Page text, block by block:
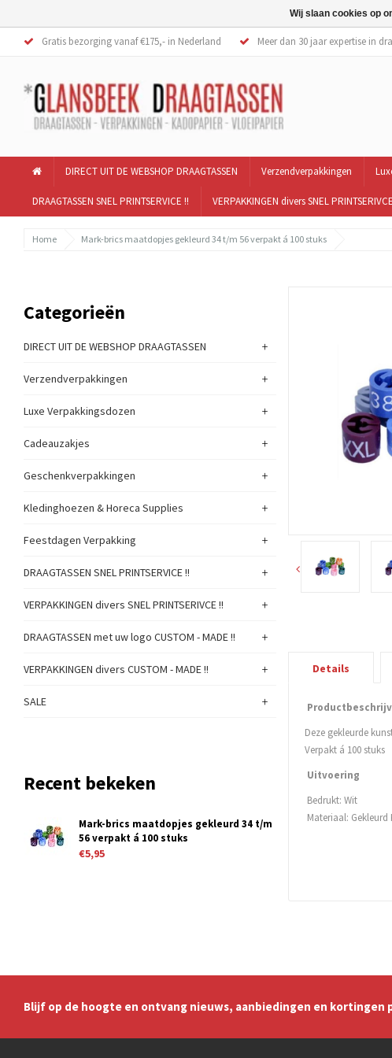
Gratis bezorging vanaf €175,- in Nederland Meer dan 30 jaar expertise in
DIRECT UIT DE WEBSHOP DRAAGTASSEN Verzendverpakkingen
DRAAGTASSEN SNEL PRINTSERVICE !! VERPAKKINGEN divers SNEL
Home Mark-brics maatdopjes gekleurd 34 t/m 56 verpakt á 100 stuks
Categorieën
DIRECT UIT DE WEBSHOP DRAAGTASSEN +
Verzendverpakkingen +
Luxe Verpakkingsdozen +
Cadeauzakjes +
Geschenkverpakkingen +
Kledinghoezen & Horeca Supplies +
Feestdagen Verpakking +
DRAAGTASSEN SNEL PRINTSERVICE !! +
VERPAKKINGEN divers SNEL PRINTSERIVCE !! +
DRAAGTASSEN met uw logo CUSTOM - MADE !! +
VERPAKKINGEN divers CUSTOM - MADE !! +
SALE +
Recent bekeken
Mark-brics maatdopjes gekleurd 34 t/m
56 verpakt á 100 stuks
€5,95
Details
Deze gekleurde
Verpakt á 100 stuks
Uitvoering
Bedrukt: Wit
Materiaal: Gekleurd
Blijf op de hoogte en ontvang nieuws, aanbiedingen en kortingen
Wij slaan cookies op